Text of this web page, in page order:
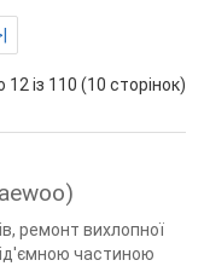
із 110 (10 сторінок)
ремонт вихлопної
частиною